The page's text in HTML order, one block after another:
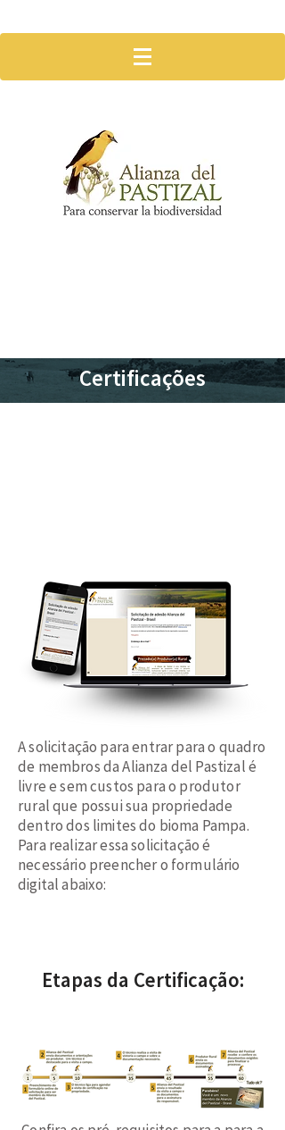
Certificações
A solicitação para entrar para o quadro
de membros da Alianza del Pastizal é
livre e sem custos para o produtor
rural que possui sua propriedade
dentro dos limites do bioma Pampa.
Para realizar essa solicitação é
necessário preencher o formulário
digital abaixo:
Etapas da Certificação: